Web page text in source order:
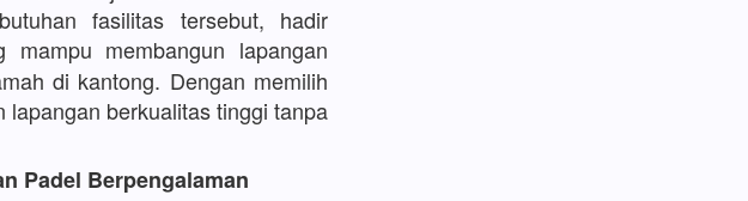
fasilitas tersebut, hadir
mampu membangun lapangan
di kantong. Dengan memilih
berkualitas tinggi tanpa
Padel Berpengalaman